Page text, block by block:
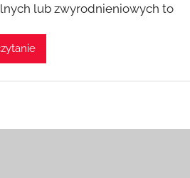
lub zwyrodnieniowych to